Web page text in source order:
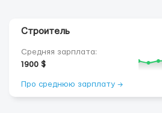
Строитель
Средняя зарплата:
1900 $
Про среднюю зарплату →